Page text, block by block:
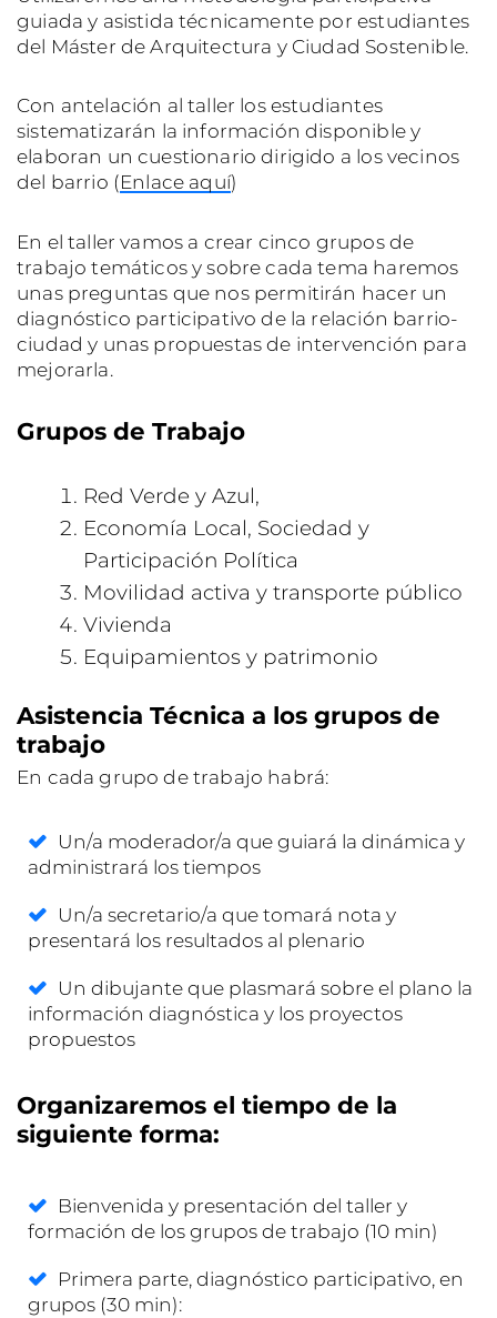
guiada y asistida técnicamente por estudiantes
del Máster de Arquitectura y Ciudad Sostenible.
Con antelación al taller los estudiantes
sistematizarán la información disponible y
elaboran un cuestionario dirigido a los vecinos
del barrio (Enlace aquí)
En el taller vamos a crear cinco grupos de
trabajo temáticos y sobre cada tema haremos
unas preguntas que nos permitirán hacer un
diagnóstico participativo de la relación barrio-
ciudad y unas propuestas de intervención para
mejorarla.
Grupos de Trabajo
Red Verde y Azul,
Economía Local, Sociedad y
Participación Política
Movilidad activa y transporte público
Vivienda
Equipamientos y patrimonio
Asistencia Técnica a los grupos de
trabajo
En cada grupo de trabajo habrá:
Un/a moderador/a que guiará la dinámica y
administrará los tiempos
Un/a secretario/a que tomará nota y
presentará los resultados al plenario
Un dibujante que plasmará sobre el plano la
información diagnóstica y los proyectos
propuestos
Organizaremos el tiempo de la
siguiente forma:
Bienvenida y presentación del taller y
formación de los grupos de trabajo (10 min)
Primera parte, diagnóstico participativo, en
grupos (30 min):